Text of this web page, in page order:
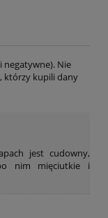
negatywne). Nie
którzy kupili dany
jest cudowny,
nim mięciutkie i